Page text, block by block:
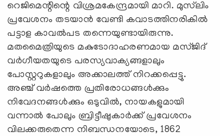
റെജിമെന്റിന്റെ വിശ്രമകേന്ദ്രമായി മാറി. മുസ്‍ലിം
പ്രവേശനം തടയാൻ വേണ്ടി കവാടത്തിനരികിൽ
പട്ടാള കാവൽപട തന്നെയുണ്ടായിരുന്നു.
മതമൈത്രിയുടെ മകുടോദാഹരണമായ മസ്ജിദ്
വർഗീയതയുടെ പരസ്യവാക്യങ്ങളാലും
പോസ്റ്ററുകളാലും അക്കാലത്ത് നിറക്കപ്പെട്ടു.
അഞ്ച് വർഷത്തെ പ്രതിരോധങ്ങൾക്കും
നിവേദനങ്ങൾക്കും ഒടുവില്‍, നായകളുമായി
വന്നാൽ പോലും ബ്രിട്ടീഷുകാര്‍ക്ക് പ്രവേശനം
വിലക്കരുതെന്ന നിബന്ധനയോടെ, 1862